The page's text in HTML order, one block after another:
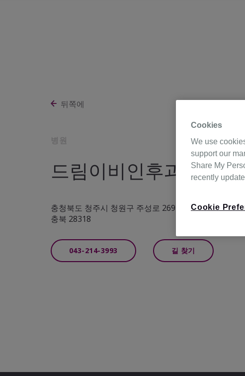
뒤쪽에
병원
드림이비인후과의원
충청북도 청주시 청원구 주성로 269 미래빌딩 3층 301호
충북 28318
043-214-3993 길 찾기
Cookies
We use
support our
Share My
recently
Cookie